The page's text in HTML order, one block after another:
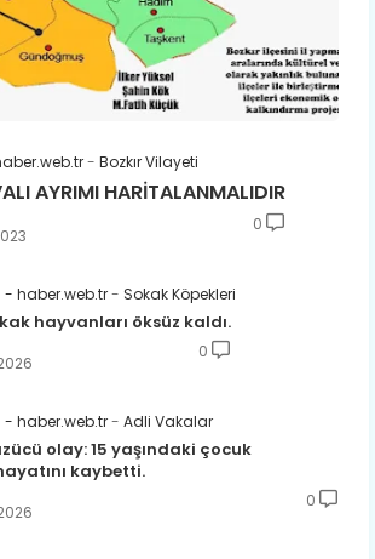
Bozkır Vilayeti
AYRIMI HARİTALANMALIDIR
0
haber.web.tr Sokak Köpekleri
hayvanları öksüz kaldı.
0
haber.web.tr Adli Vakalar
olay: 15 yaşındaki çocuk
kaybetti.
0